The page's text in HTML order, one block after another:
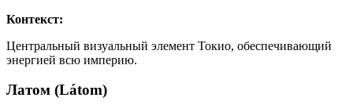
Контекст:
Центральный визуальный элемент Токио, обеспечивающий
энергией всю империю.
Латом (Látom)